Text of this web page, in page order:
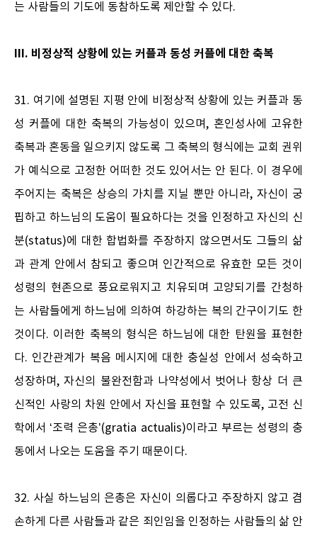
는 사람들의 기도에 동참하도록 제안할 수 있다.
III. 비정상적 상황에 있는 커플과 동성 커플에 대한 축복
31. 여기에 설명된 지평 안에 비정상적 상황에 있는 커플과 동
성 커플에 대한 축복의 가능성이 있으며, 혼인성사에 고유한
축복과 혼동을 일으키지 않도록 그 축복의 형식에는 교회 권위
가 예식으로 고정한 어떠한 것도 있어서는 안 된다. 이 경우에
주어지는 축복은 상승의 가치를 지닐 뿐만 아니라, 자신이 궁
핍하고 하느님의 도움이 필요하다는 것을 인정하고 자신의 신
분(status)에 대한 합법화를 주장하지 않으면서도 그들의 삶
과 관계 안에서 참되고 좋으며 인간적으로 유효한 모든 것이
성령의 현존으로 풍요로워지고 치유되며 고양되기를 간청하
는 사람들에게 하느님에 의하여 하강하는 복의 간구이기도 한
것이다. 이러한 축복의 형식은 하느님에 대한 탄원을 표현한
다. 인간관계가 복음 메시지에 대한 충실성 안에서 성숙하고
성장하며, 자신의 불완전함과 나약성에서 벗어나 항상 더 큰
신적인 사랑의 차원 안에서 자신을 표현할 수 있도록, 고전 신
학에서 ‘조력 은총’(gratia actualis)이라고 부르는 성령의 충
동에서 나오는 도움을 주기 때문이다.
32. 사실 하느님의 은총은 자신이 의롭다고 주장하지 않고 겸
손하게 다른 사람들과 같은 죄인임을 인정하는 사람들의 삶 안